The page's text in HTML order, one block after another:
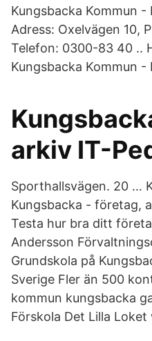
Kungsbacka Kommun -
Adress: Oxelvägen 10,
Telefon: 0300-83 40 ..
Kungsbacka Kommun
arkiv IT-
Sporthallsvägen. 20 …
Kungsbacka - företag,
Testa hur bra ditt
Andersson
Grundskola på
Sverige Fler än 500
kommun kungsbacka
Förskola Det Lilla